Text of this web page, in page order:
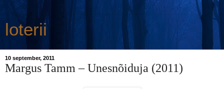
loterii
10 september, 2011
Margus Tamm – Unesnõiduja (2011)